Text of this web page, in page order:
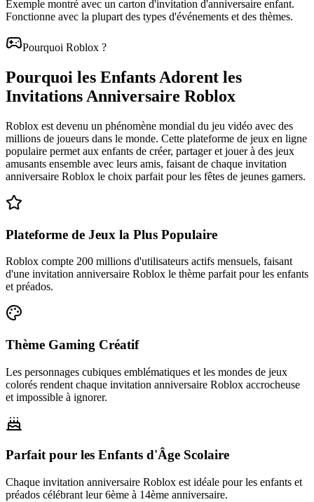
Exemple montré avec un carton d'invitation d'anniversaire enfant.
Fonctionne avec la plupart des types d'événements et des thèmes.
Pourquoi Roblox ?
Pourquoi les Enfants Adorent les
Invitations Anniversaire Roblox
Roblox est devenu un phénomène mondial du jeu vidéo avec des
millions de joueurs dans le monde. Cette plateforme de jeux en ligne
populaire permet aux enfants de créer, partager et jouer à des jeux
amusants ensemble avec leurs amis, faisant de chaque invitation
anniversaire Roblox le choix parfait pour les fêtes de jeunes gamers.
Plateforme de Jeux la Plus Populaire
Roblox compte 200 millions d'utilisateurs actifs mensuels, faisant
d'une invitation anniversaire Roblox le thème parfait pour les enfants
et préados.
Thème Gaming Créatif
Les personnages cubiques emblématiques et les mondes de jeux
colorés rendent chaque invitation anniversaire Roblox accrocheuse
et impossible à ignorer.
Parfait pour les Enfants d'Âge Scolaire
Chaque invitation anniversaire Roblox est idéale pour les enfants et
préados célébrant leur 6ème à 14ème anniversaire.